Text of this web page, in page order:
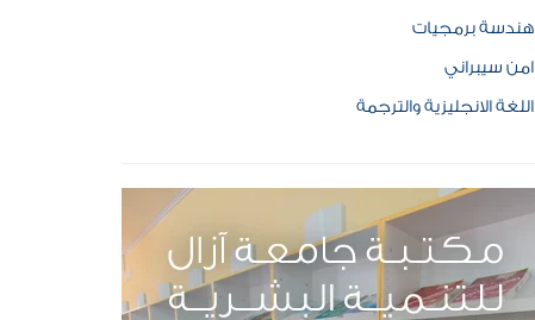
هندسة برمجيات
امن سيبراني
اللغة الانجليزية والترجمة